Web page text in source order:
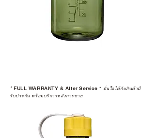
*FULL WARRANTY & After Service * มั่นใจได้กับสินค้ามี
รับประกัน พร้อมบริการหลังการขาย